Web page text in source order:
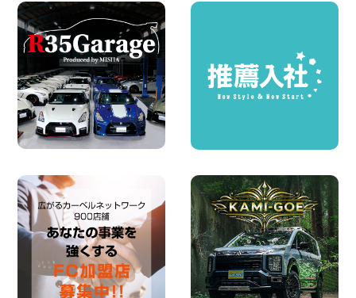
圧倒的な存在感!【トヨタ・メガクルーザ
ー】を体感できるチャンスです! 千葉県
千葉北店
100円レンタカー 千葉北
2026年08月03日
★五所川原の夏を100円レンタカーで満
喫しよう!★ 青森県 五所川原店